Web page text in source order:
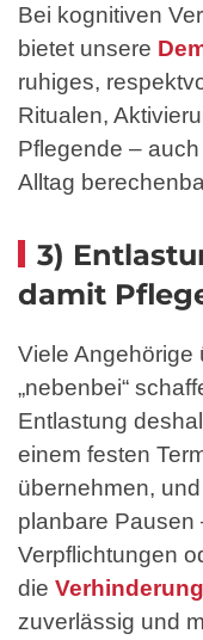
Bei kognitiven
bietet unsere
ruhiges,
Ritualen,
Pflegende –
Alltag
3)
damit
Viele Angehörige
„nebenbei“
Entlastung
einem festen
übernehmen,
planbare Pausen
Verpflichtungen
die
zuverlässig und